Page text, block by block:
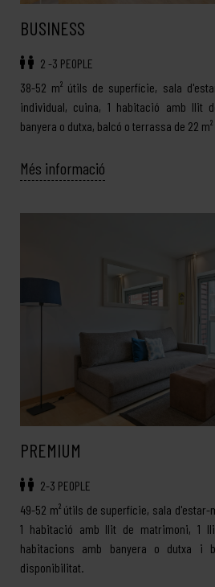
BUSINESS
2 -3 PEOPLE
38-52 m² útils de superfície, sala
individual, cuina, 1 habitació amb llit
banyera o dutxa, balcó o terrassa de 22
Més informació
PREMIUM
2-3 PEOPLE
49-52 m² útils de superfície, sala d'estar-
1 habitació amb llit de matrimoni, 1
habitacions amb banyera o dutxa i
disponibilitat.